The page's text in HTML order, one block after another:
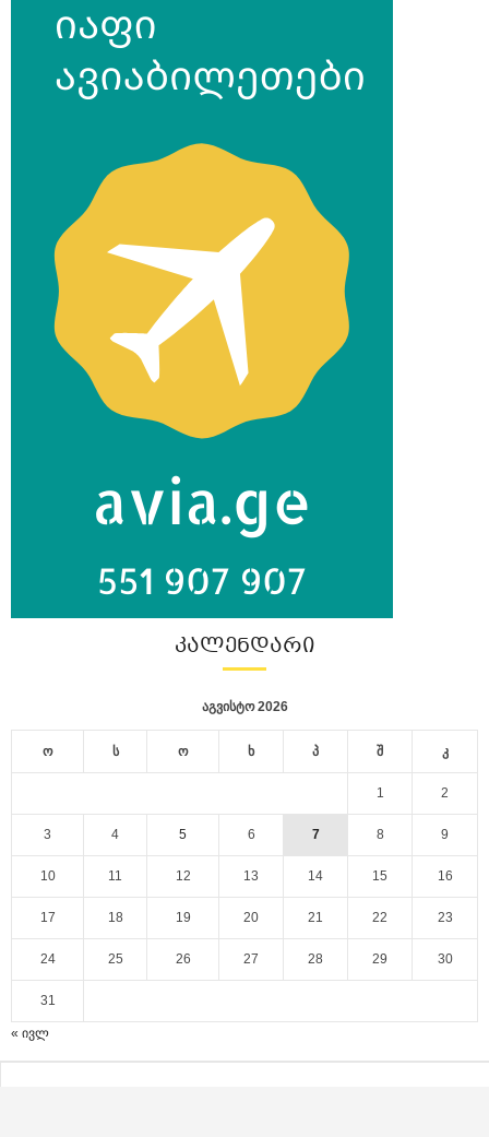
ᲙᲐᲚᲔᲜᲓᲐᲠᲘ
აგვისტო 2026
ო ს ო ხ პ შ კ
1 2
3 4 5 6 7 8 9
10 11 12 13 14 15 16
17 18 19 20 21 22 23
24 25 26 27 28 29 30
31
« ივლ